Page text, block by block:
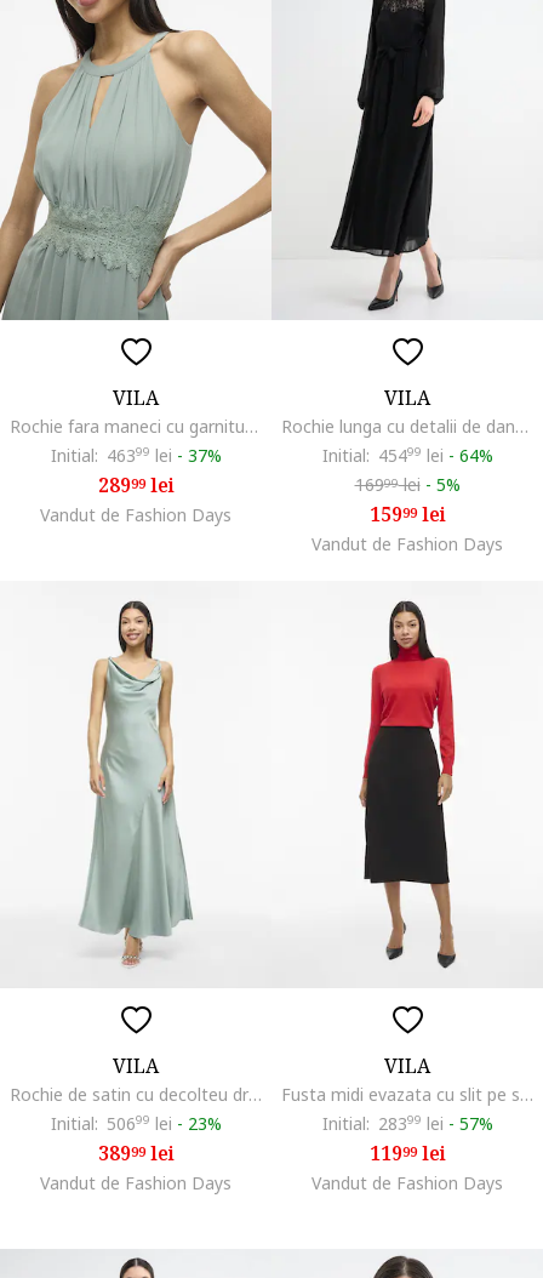
VILA
Rochie fara maneci cu garnitura brodata, cu design stratificat, Verde pal
Initial: 46399 lei - 37%
28999lei
Vandut de Fashion Days
VILA
Rochie lunga cu detalii de dantela, Negru
Initial: 45499 lei - 64%
16999lei - 5%
15999lei
Vandut de Fashion Days
VILA
Rochie de satin cu decolteu drapat, Verde pal
Initial: 50699 lei - 23%
38999lei
Vandut de Fashion Days
VILA
Fusta midi evazata cu slit pe spate, Negru
Initial: 28399 lei - 57%
11999lei
Vandut de Fashion Days